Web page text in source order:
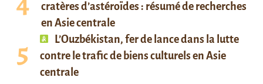
cratères d’astéroïdes : résumé de recherches
en Asie centrale
L’Ouzbékistan, fer de lance dans la lutte
contre le trafic de biens culturels en Asie
centrale